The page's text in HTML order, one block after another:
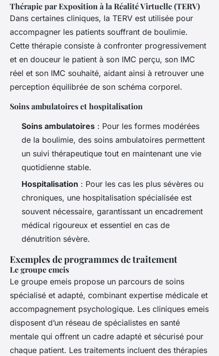
Thérapie par Exposition à la Réalité Virtuelle (TERV)
Dans certaines cliniques, la TERV est utilisée pour
accompagner les patients souffrant de boulimie.
Cette thérapie consiste à confronter progressivement
et en douceur le patient à son IMC perçu, son IMC
réel et son IMC souhaité, aidant ainsi à retrouver une
perception équilibrée de son schéma corporel.
Soins ambulatoires et hospitalisation
Soins ambulatoires : Pour les formes modérées
de la boulimie, des soins ambulatoires permettent
un suivi thérapeutique tout en maintenant une vie
quotidienne stable.
Hospitalisation : Pour les cas les plus sévères ou
chroniques, une hospitalisation spécialisée est
souvent nécessaire, garantissant un encadrement
médical rigoureux et essentiel en cas de
dénutrition sévère.
Exemples de programmes de traitement
Le groupe emeis
Le groupe emeis propose un parcours de soins
spécialisé et adapté, combinant expertise médicale et
accompagnement psychologique. Les cliniques emeis
disposent d’un réseau de spécialistes en santé
mentale qui offrent un cadre adapté et sécurisé pour
chaque patient. Les traitements incluent des thérapies